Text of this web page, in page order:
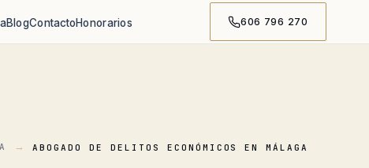
BlogContactoHonorarios 606 796 270
ABOGADO DE DELITOS ECONÓMICOS EN MÁLAGA